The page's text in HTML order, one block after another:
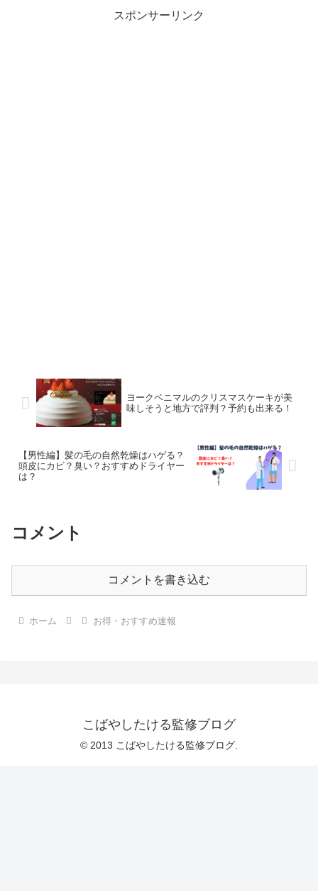
スポンサーリンク
ヨークベニマルのクリスマスケーキが美
味しそうと地方で評判？予約も出来る！
【男性編】髪の毛の自然乾燥はハゲる？
頭皮にカビ？臭い？おすすめドライヤー
は？
コメント
コメントを書き込む
ホーム お得・おすすめ速報
こばやしたける監修ブログ
© 2013 こばやしたける監修ブログ.